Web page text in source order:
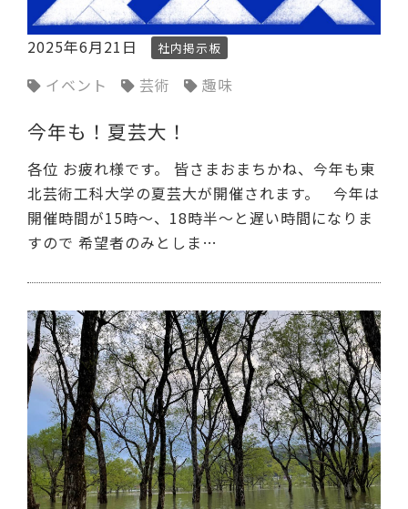
2025年6月21日 社内掲示板
イベント 芸術 趣味
今年も！夏芸大！
各位 お疲れ様です。 皆さまおまちかね、今年も東
北芸術工科大学の夏芸大が開催されます。 今年は
開催時間が15時～、18時半～と遅い時間になりま
すので 希望者のみとしま…